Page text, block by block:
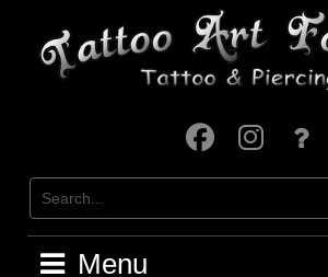
content
FacebookInstagramKontakt
Menu